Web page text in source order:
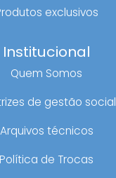
exclusivos
Institucional
Quem Somos
de gestão social
Arquivos técnicos
Política de Trocas